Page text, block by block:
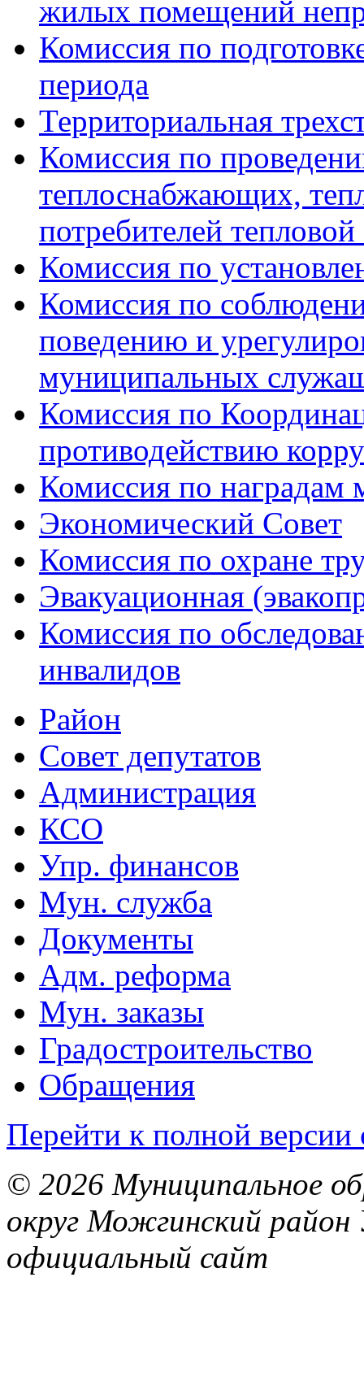
жилых помещений
Комиссия по
периода
Территориальная
Комиссия по
теплоснабжающих,
потребителей
Комиссия по
Комиссия по
поведению и
муниципальных
Комиссия по
противодействию
Комиссия по наградам
Экономический Совет
Комиссия по охране
Эвакуационная
Комиссия по
инвалидов
Район
Совет депутатов
Администрация
КСО
Упр. финансов
Мун. служба
Документы
Адм. реформа
Мун. заказы
Градостроительство
Обращения
Перейти к полной версии
© 2026 Муниципальное
округ Можгинский район
официальный сайт